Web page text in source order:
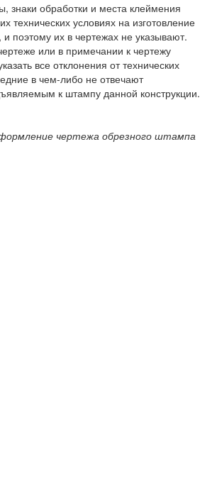
знаки обработки и места клеймения
технических условиях на изготовление
поэтому их в чертежах не указывают.
или в примечании к чертежу
все отклонения от технических
в чем-либо не отвечают
к штампу данной конструкции.
чертежа обрезного штампа